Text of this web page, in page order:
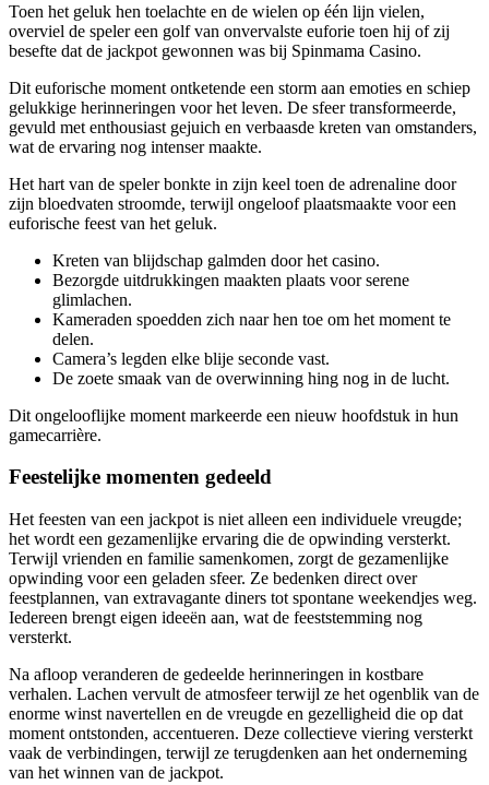
Toen het geluk hen toelachte en de wielen op één lijn vielen,
overviel de speler een golf van onvervalste euforie toen hij of zij
besefte dat de jackpot gewonnen was bij Spinmama Casino.
Dit euforische moment ontketende een storm aan emoties en schiep
gelukkige herinneringen voor het leven. De sfeer transformeerde,
gevuld met enthousiast gejuich en verbaasde kreten van omstanders,
wat de ervaring nog intenser maakte.
Het hart van de speler bonkte in zijn keel toen de adrenaline door
zijn bloedvaten stroomde, terwijl ongeloof plaatsmaakte voor een
euforische feest van het geluk.
Kreten van blijdschap galmden door het casino.
Bezorgde uitdrukkingen maakten plaats voor serene
glimlachen.
Kameraden spoedden zich naar hen toe om het moment te
delen.
Camera’s legden elke blije seconde vast.
De zoete smaak van de overwinning hing nog in de lucht.
Dit ongelooflijke moment markeerde een nieuw hoofdstuk in hun
gamecarrière.
Feestelijke momenten gedeeld
Het feesten van een jackpot is niet alleen een individuele vreugde;
het wordt een gezamenlijke ervaring die de opwinding versterkt.
Terwijl vrienden en familie samenkomen, zorgt de gezamenlijke
opwinding voor een geladen sfeer. Ze bedenken direct over
feestplannen, van extravagante diners tot spontane weekendjes weg.
Iedereen brengt eigen ideeën aan, wat de feeststemming nog
versterkt.
Na afloop veranderen de gedeelde herinneringen in kostbare
verhalen. Lachen vervult de atmosfeer terwijl ze het ogenblik van de
enorme winst navertellen en de vreugde en gezelligheid die op dat
moment ontstonden, accentueren. Deze collectieve viering versterkt
vaak de verbindingen, terwijl ze terugdenken aan het onderneming
van het winnen van de jackpot.